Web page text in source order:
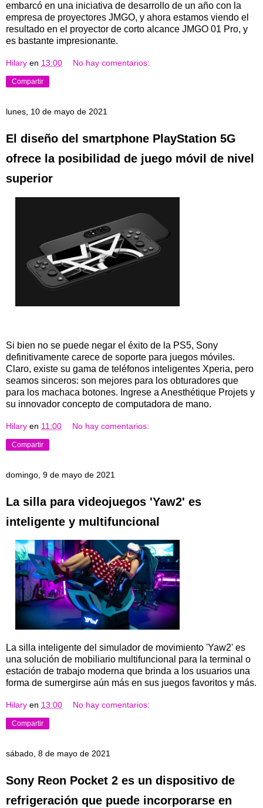
embarcó en una iniciativa de desarrollo de un año con la
empresa de proyectores JMGO, y ahora estamos viendo el
resultado en el proyector de corto alcance JMGO 01 Pro, y
es bastante impresionante.
Hilary en 13:00 No hay comentarios:
Compartir
lunes, 10 de mayo de 2021
El diseño del smartphone PlayStation 5G
ofrece la posibilidad de juego móvil de nivel
superior
Si bien no se puede negar el éxito de la PS5, Sony
definitivamente carece de soporte para juegos móviles.
Claro, existe su gama de teléfonos inteligentes Xperia, pero
seamos sinceros: son mejores para los obturadores que
para los machaca botones. Ingrese a Anesthétique Projets y
su innovador concepto de computadora de mano.
Hilary en 11:00 No hay comentarios:
Compartir
domingo, 9 de mayo de 2021
La silla para videojuegos 'Yaw2' es
inteligente y multifuncional
La silla inteligente del simulador de movimiento 'Yaw2' es
una solución de mobiliario multifuncional para la terminal o
estación de trabajo moderna que brinda a los usuarios una
forma de sumergirse aún más en sus juegos favoritos y más.
Hilary en 13:00 No hay comentarios:
Compartir
sábado, 8 de mayo de 2021
Sony Reon Pocket 2 es un dispositivo de
refrigeración que puede incorporarse en